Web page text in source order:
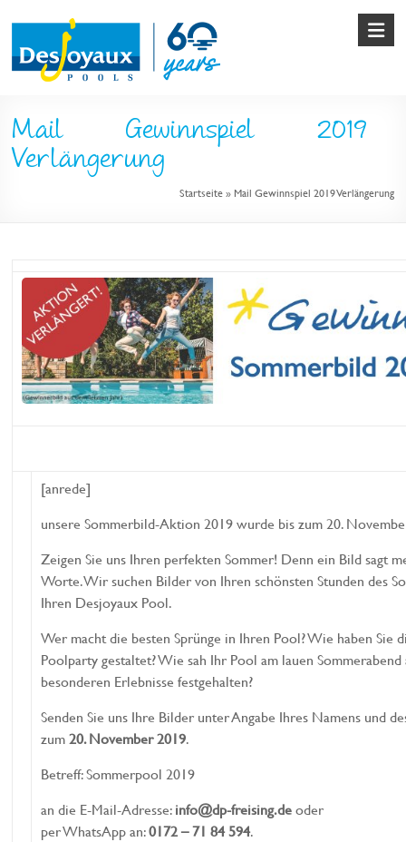
content
&
Poolbau
Mail Gewinnspiel 2019
Verlängerung
Startseite» Mail Gewinnspiel 2019 Verlängerung
[anrede]
unsere Sommerbild-Aktion 2019 wurde bis zum 20.
Zeigen Sie uns Ihren perfekten Sommer! Denn ein Bild sagt
Worte. Wir suchen Bilder von Ihren schönsten Stunden des
Ihren Desjoyaux Pool.
Wer macht die besten Sprünge in Ihren Pool?Wie haben Sie
Poolparty gestaltet?Wie sah Ihr Pool am lauen Sommerabend
besonderen Erlebnisse festgehalten?
Senden Sie uns Ihre Bilder unter Angabe Ihres Namens und
zum20. November 2019.
Betreff: Sommerpool 2019
an die E-Mail-Adresse:info@dp-freising.deoder
per WhatsApp an:0172 – 71 84 594.